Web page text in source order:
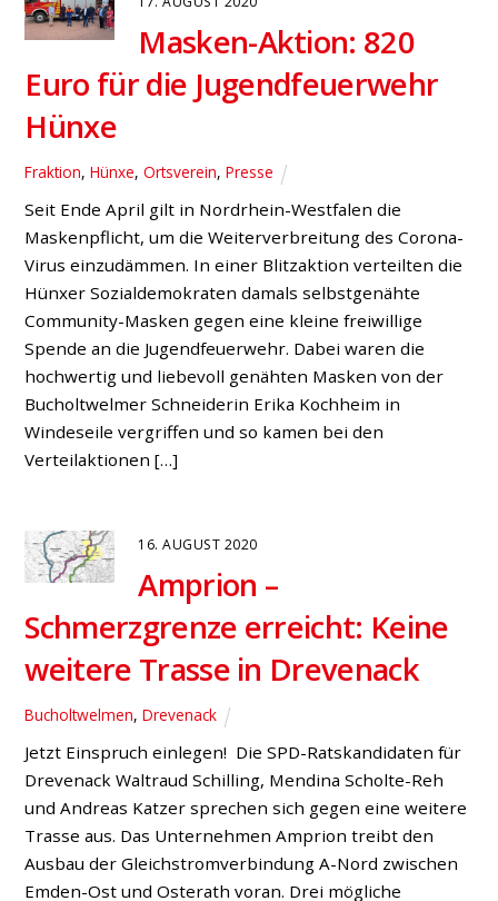
Braune und Jan Scholte-Reh. Die Verkehrs- und
Parksituation am Tenderingsweg und Schwarzen Weg
sorgt für Unmut bei den dortigen Anwohnern. Die
eigentlich als Wirtschaftswege ausgelegten, schmalen
Straßen werden täglich von Pendlern aus Voerde auf
59 sowie in die Dinslakener […]
5. AUGUST 2020
VIDEO: Warum Volker
Marquard
Bürgermeister von Hünxe
werden will
Bürgermeister von Hünxe werden will.
22. JULI 2020
Datenschutz versus
Transparenz:
Gemeindeverwaltung will durch
den Städte- und Gemeindebund
prüfen lassen